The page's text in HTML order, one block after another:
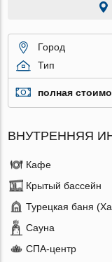
Город
Тип
полная
ВНУТРЕННЯЯ
Кафе
Крытый бассейн
Турецкая баня
Сауна
СПА-центр